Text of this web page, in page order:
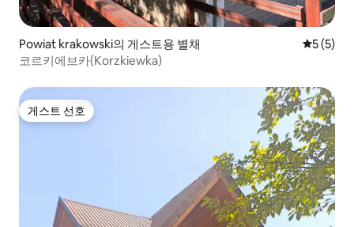
Powiat krakowski의 게스트용 별채 평점 5점
5 (5)
코르키에브카(Korzkiewka)
게스트 선호
게스트 선호